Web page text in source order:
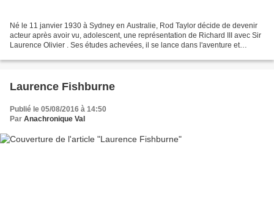
Né le 11 janvier 1930 à Sydney en Australie, Rod Taylor décide de devenir
acteur après avoir vu, adolescent, une représentation de Richard III avec Sir
Laurence Olivier . Ses études achevées, il se lance dans l'aventure et
Laurence Fishburne
Publié le 05/08/2016 à 14:50
Par Anachronique Val